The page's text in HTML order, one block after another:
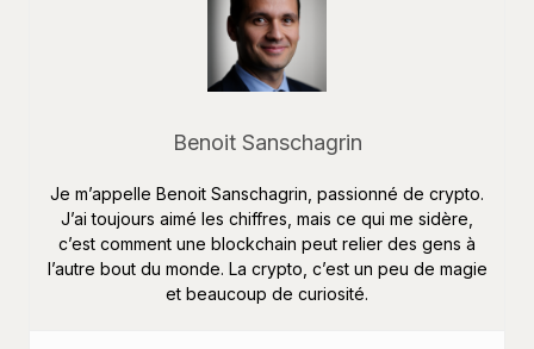
Benoit Sanschagrin
Je m’appelle Benoit Sanschagrin, passionné de crypto.
J’ai toujours aimé les chiffres, mais ce qui me sidère,
c’est comment une blockchain peut relier des gens à
l’autre bout du monde. La crypto, c’est un peu de magie
et beaucoup de curiosité.